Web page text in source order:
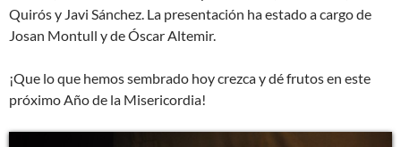
Quirós y Javi Sánchez. La presentación ha estado a cargo de
Josan Montull y de Óscar Altemir.
¡Que lo que hemos sembrado hoy crezca y dé frutos en este
próximo Año de la Misericordia!